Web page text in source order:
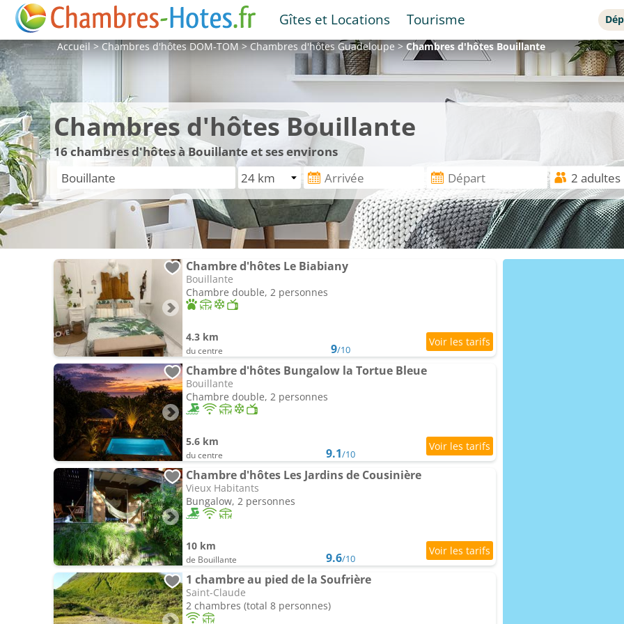
Gîtes et Locations Tourisme
Accueil>Chambres d'hôtesDOM-TOM>Chambres d'hôtesGuadeloupe>Chambres d'hôtesBouillante
Chambres d'hôtes Bouillante
16chambres d'hôtes à Bouillante et ses environs
Chambre d'hôtes Le Biabiany
Bouillante
Chambre double, 2 personnes
4.3 km
du centre 9/10
Chambre d'hôtes Bungalow la Tortue Bleue
Bouillante
Chambre double, 2 personnes
5.6 km
du centre 9.1/10
Chambre d'hôtes Les Jardins de Cousinière
Vieux Habitants
Bungalow, 2 personnes
10 km
de Bouillante 9.6/10
1 chambre au pied de la Soufrière
Saint-Claude
2 chambres (total 8 personnes)